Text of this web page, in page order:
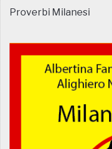
Proverbi Milanesi